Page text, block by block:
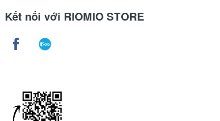
Kết nối với RIOMIO STORE